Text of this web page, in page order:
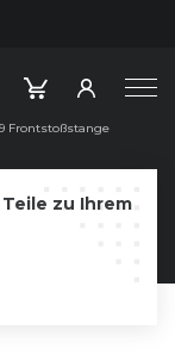
Frontstoßstange
zu Ihrem